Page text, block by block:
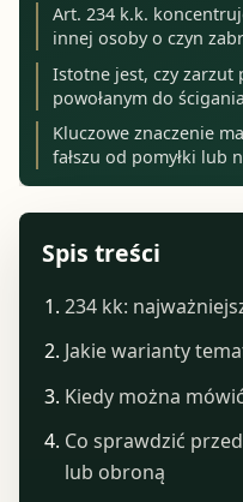
Art. 234 k.k.
innej osoby o czyn
Istotne jest, czy zarzut
powołanym do
Kluczowe znaczenie
fałszu od pomyłki lub
Spis treści
234 kk:
Jakie warianty
Kiedy można
Co sprawdzić
lub obroną